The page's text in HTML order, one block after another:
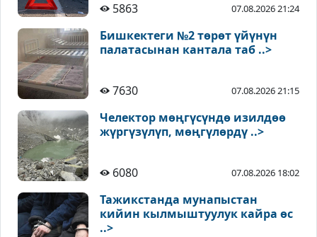
5863 07.08.2026 21:24
Бишкектеги №2 төрөт үйүнүн
палатасынан кантала таб ..>
7630 07.08.2026 21:15
Челектор мөңгүсүндө изилдөө
жүргүзүлүп, мөңгүлөрдү ..>
6080 07.08.2026 18:02
Тажикстанда мунапыстан
кийин кылмыштуулук кайра өс
..>